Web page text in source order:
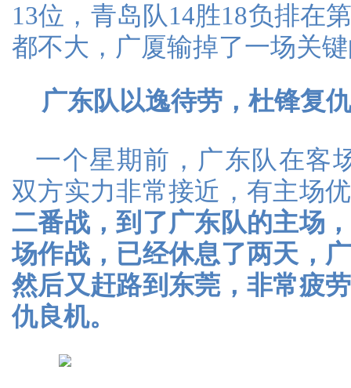
13位，青岛队14胜18负排在
都不大，广厦输掉了一场关
广东队以逸待劳，杜锋复
一个星期前，广东队在客
双方实力非常接近，有主场
二番战，到了广东队的主场
场作战，已经休息了两天，
然后又赶路到东莞，非常疲
仇良机。